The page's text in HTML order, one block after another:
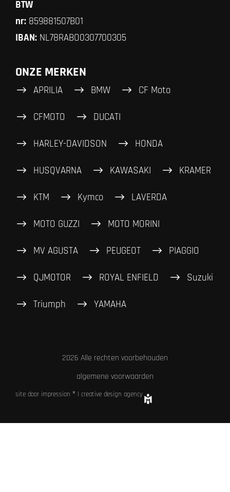
BTW
nr: 859881507B01
IBAN: NL78RABO0307700305
ONZE MERKEN
APRILIA BMW CF Moto
CFMOTO DUCATI
HARLEY-DAVIDSON HONDA
HUSQVARNA KAWASAKI KRAMER
KTM Kymco LAVERDA
MOTO GUZZI MOTO MORINI
MV AGUSTA PEUGEOT PIAGGIO
QJMOTOR ROYAL ENFIELD Suzuki
Triumph YAMAHA
2026 Alle rechten voorbehouden
algemene voorwaarden
site door impression ® | creative design agency